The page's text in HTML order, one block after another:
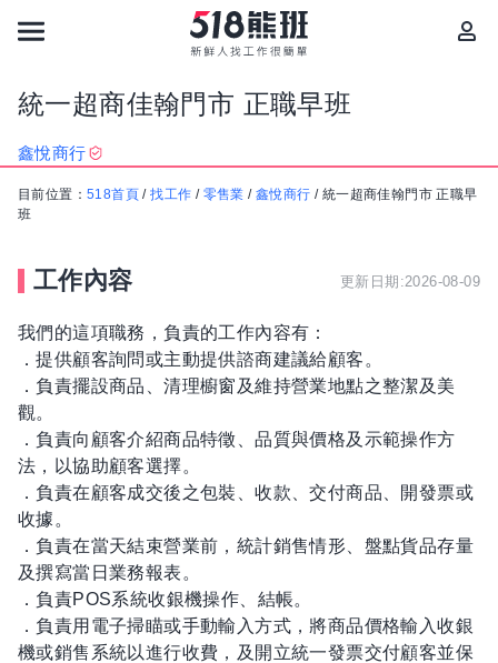
統一超商佳翰門市 正職早班
鑫悅商行
目前位置： 518首頁 /找工作 / 零售業 /鑫悅商行 / 統一超商佳翰門市 正職早
班
工作內容 更新日期:2026-08-09
我們的這項職務，負責的工作內容有：
．提供顧客詢問或主動提供諮商建議給顧客。
．負責擺設商品、清理櫥窗及維持營業地點之整潔及美
觀。
．負責向顧客介紹商品特徵、品質與價格及示範操作方
法，以協助顧客選擇。
．負責在顧客成交後之包裝、收款、交付商品、開發票或
收據。
．負責在當天結束營業前，統計銷售情形、盤點貨品存量
及撰寫當日業務報表。
．負責POS系統收銀機操作、結帳。
．負責用電子掃瞄或手動輸入方式，將商品價格輸入收銀
機或銷售系統以進行收費，及開立統一發票交付顧客並保